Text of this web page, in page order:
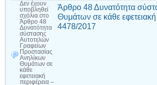
Δεν έχουν
υποβληθεί
σχόλια στο
Άρθρο 48
Δυνατότητα
σύστασης
Αυτοτελών
Γραφείων
Προστασίας
Ανηλίκων
Θυμάτων σε
κάθε
εφετειακή
περιφέρεια –
Άρθρο 48 Δυνατότητα
Θυμάτων σε κάθε
4478/2017